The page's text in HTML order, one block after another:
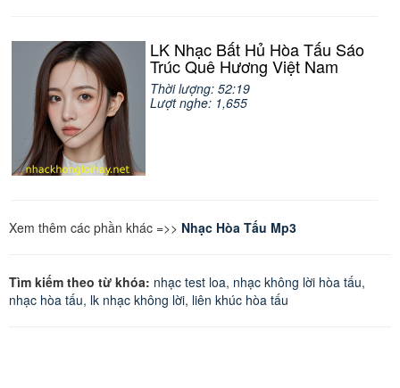
LK Nhạc Bất Hủ Hòa Tấu Sáo
Trúc Quê Hương Việt Nam
Thời lượng: 52:19
Lượt nghe: 1,655
Xem thêm các phần khác =>> Nhạc Hòa Tấu Mp3
Tìm kiếm theo từ khóa: nhạc test loa, nhạc không lời hòa tấu,
nhạc hòa tấu, lk nhạc không lời, liên khúc hòa tấu